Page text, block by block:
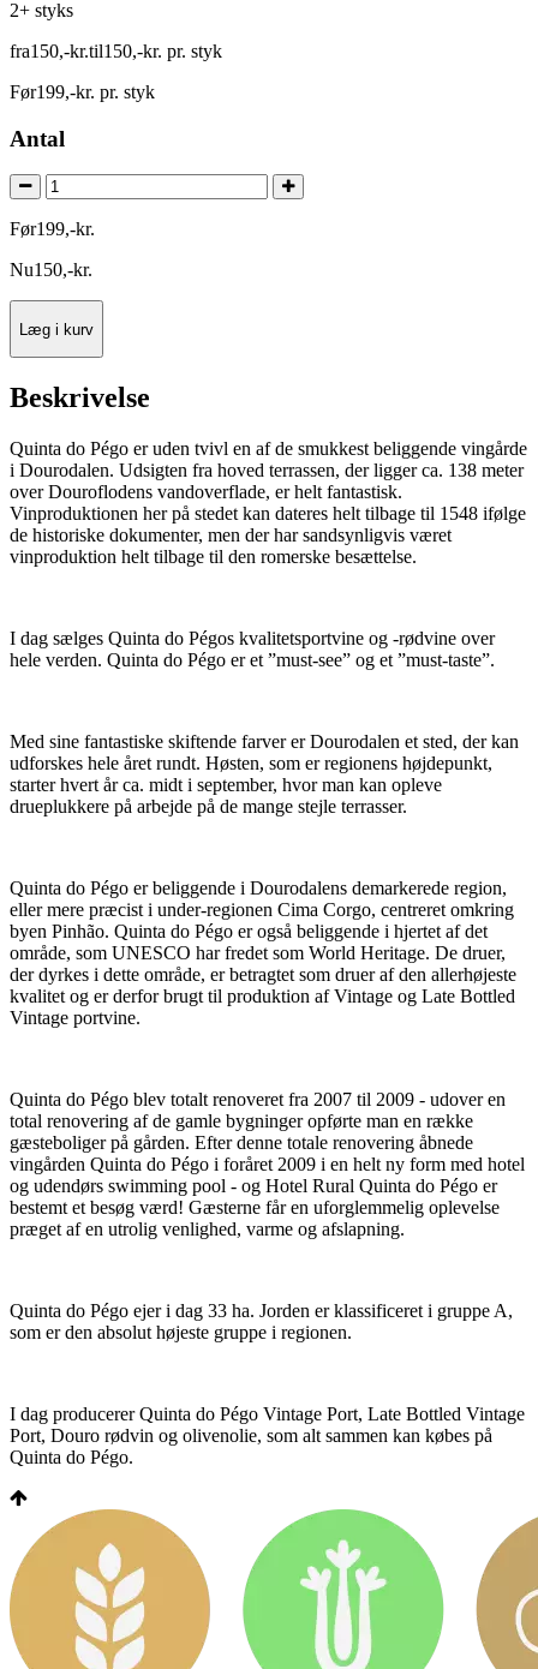
2+ styks
fra150,-kr.til150,-kr. pr. styk
Før199,-kr. pr. styk
Antal
Før199,-kr.
Nu150,-kr.
Læg i kurv
Beskrivelse
Quinta do Pégo er uden tvivl en af de smukkest beliggende vingårde
i Dourodalen. Udsigten fra hoved terrassen, der ligger ca. 138 meter
over Douroflodens vandoverflade, er helt fantastisk.
Vinproduktionen her på stedet kan dateres helt tilbage til 1548 ifølge
de historiske dokumenter, men der har sandsynligvis været
vinproduktion helt tilbage til den romerske besættelse.
I dag sælges Quinta do Pégos kvalitetsportvine og -rødvine over
hele verden. Quinta do Pégo er et ”must-see” og et ”must-taste”.
Med sine fantastiske skiftende farver er Dourodalen et sted, der kan
udforskes hele året rundt. Høsten, som er regionens højdepunkt,
starter hvert år ca. midt i september, hvor man kan opleve
drueplukkere på arbejde på de mange stejle terrasser.
Quinta do Pégo er beliggende i Dourodalens demarkerede region,
eller mere præcist i under-regionen Cima Corgo, centreret omkring
byen Pinhão. Quinta do Pégo er også beliggende i hjertet af det
område, som UNESCO har fredet som World Heritage. De druer,
der dyrkes i dette område, er betragtet som druer af den allerhøjeste
kvalitet og er derfor brugt til produktion af Vintage og Late Bottled
Vintage portvine.
Quinta do Pégo blev totalt renoveret fra 2007 til 2009 - udover en
total renovering af de gamle bygninger opførte man en række
gæsteboliger på gården. Efter denne totale renovering åbnede
vingården Quinta do Pégo i foråret 2009 i en helt ny form med hotel
og udendørs swimming pool - og Hotel Rural Quinta do Pégo er
bestemt et besøg værd! Gæsterne får en uforglemmelig oplevelse
præget af en utrolig venlighed, varme og afslapning.
Quinta do Pégo ejer i dag 33 ha. Jorden er klassificeret i gruppe A,
som er den absolut højeste gruppe i regionen.
I dag producerer Quinta do Pégo Vintage Port, Late Bottled Vintage
Port, Douro rødvin og olivenolie, som alt sammen kan købes på
Quinta do Pégo.